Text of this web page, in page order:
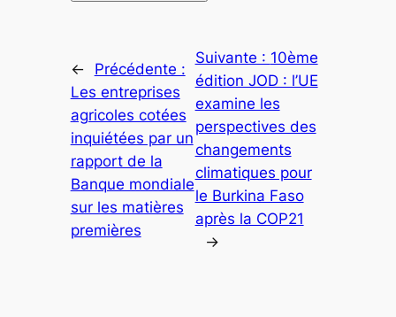
←
Précédente :
Les entreprises
agricoles cotées
inquiétées par un
rapport de la
Banque mondiale
sur les matières
premières
Suivante : 10ème
édition JOD : l’UE
examine les
perspectives des
changements
climatiques pour
le Burkina Faso
après la COP21
→